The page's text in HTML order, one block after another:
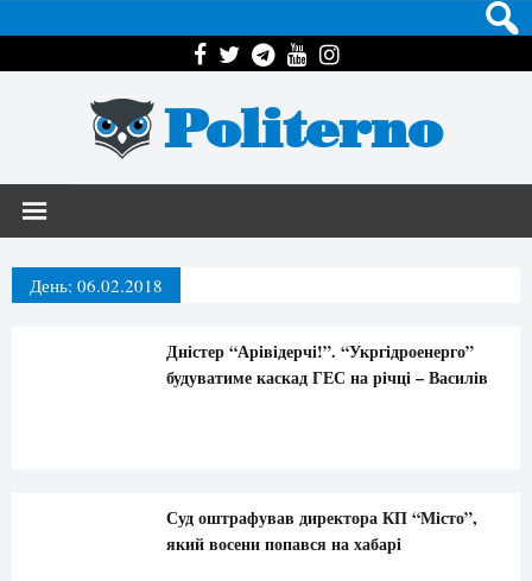
Politerno
День: 06.02.2018
Дністер “Арівідерчі!”. “Укргідроенерго”
будуватиме каскад ГЕС на річці – Василів
Суд оштрафував директора КП “Місто”,
який восени попався на хабарі